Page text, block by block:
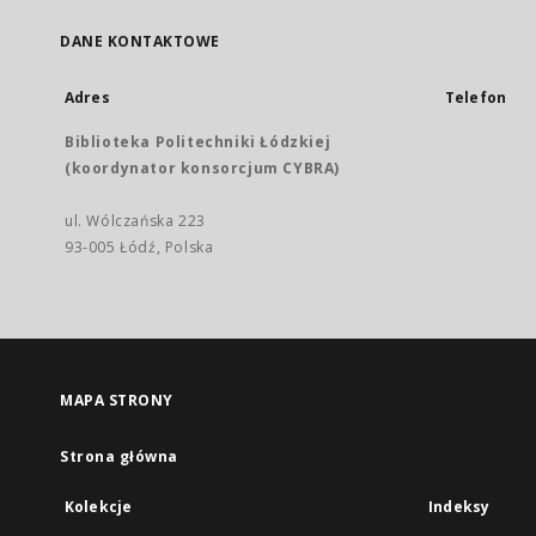
DANE KONTAKTOWE
Adres
Biblioteka Politechniki Łódzkiej
(koordynator konsorcjum CYBRA)
ul. Wólczańska 223
93-005 Łódź, Polska
Telefon
MAPA STRONY
Strona główna
Kolekcje Indeksy